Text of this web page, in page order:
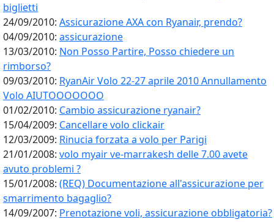
biglietti
24/09/2010: Assicurazione AXA con Ryanair, prendo?
04/09/2010: assicurazione
13/03/2010: Non Posso Partire, Posso chiedere un
rimborso?
09/03/2010: RyanAir Volo 22-27 aprile 2010 Annullamento
Volo AIUTOOOOOOO
01/02/2010: Cambio assicurazione ryanair?
15/04/2009: Cancellare volo clickair
12/03/2009: Rinucia forzata a volo per Parigi
21/01/2008: volo myair ve-marrakesh delle 7.00 avete
avuto problemi ?
15/01/2008: (REQ) Documentazione all'assicurazione per
smarrimento bagaglio?
14/09/2007: Prenotazione voli, assicurazione obbligatoria?